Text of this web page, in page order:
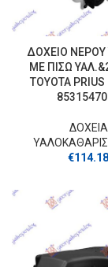
ΔΟΧΕΙΟ ΝΕΡΟΥ
ΜΕ ΠΙΣΩ
TOYOTA
ΔΟΧΕΙΑ
€114.18